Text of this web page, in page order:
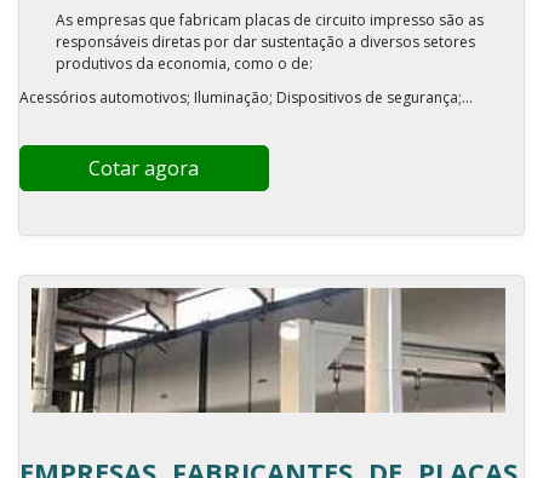
As empresas que fabricam placas de circuito impresso são as
responsáveis diretas por dar sustentação a diversos setores
produtivos da economia, como o de:
Acessórios automotivos; Iluminação; Dispositivos de segurança;...
Cotar agora